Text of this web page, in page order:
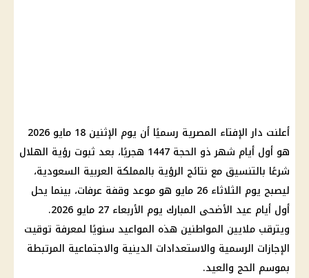
أعلنت دار الإفتاء المصرية رسميًا أن يوم الإثنين 18 مايو 2026
هو أول أيام شهر ذو الحجة 1447 هجريًا، بعد ثبوت رؤية الهلال
شرعًا بالتنسيق مع نتائج الرؤية بالمملكة العربية السعودية،
ليصبح يوم الثلاثاء 26 مايو هو موعد وقفة عرفات، بينما يحل
أول أيام عيد الأضحى المبارك يوم الأربعاء 27 مايو 2026.
ويترقب ملايين المواطنين هذه المواعيد سنويًا لمعرفة توقيت
الإجازات الرسمية والاستعدادات الدينية والاجتماعية المرتبطة
بموسم الحج والعيد.